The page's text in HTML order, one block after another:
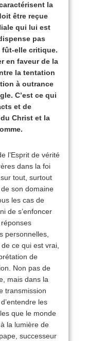
la
être reçue
qui lui est
pas
fût-elle critique.
en faveur de la
la tentation
à outrance
C’est ce qui
et de
Christ et la
l’Esprit de vérité
dans la foi
sur tout, surtout
son domaine
les cas de
de s’enfoncer
personnelles,
ce qui est vrai,
de
Non pas de
mais dans la
transmission
les
que le monde
la lumière de
successeur